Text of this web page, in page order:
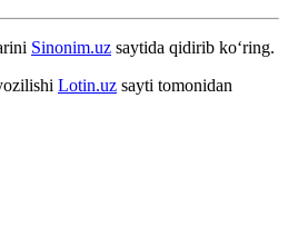
Sinonim.uz saytida qidirib ko‘ring.
Lotin.uz sayti tomonidan